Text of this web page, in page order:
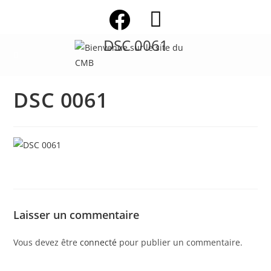
DSC 0061
DSC 0061
Laisser un commentaire
Vous devez êtreconnecté pour publier un commentaire.